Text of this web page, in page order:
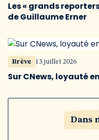
Les « grands
de Guillaume Erner
Brève 13 juillet 2026
Sur CNews, loyauté
Dans